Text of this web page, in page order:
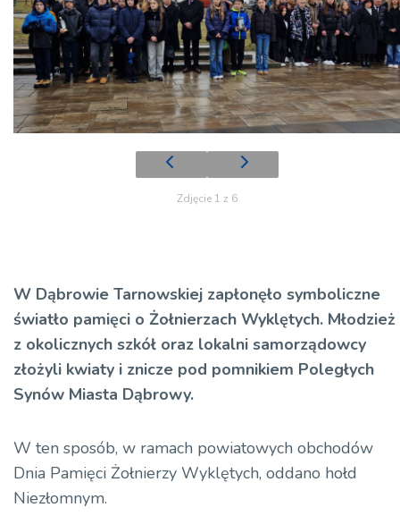
Zdjęcie 1 z 6
W Dąbrowie Tarnowskiej zapłonęło symboliczne
światło pamięci o Żołnierzach Wyklętych. Młodzież
z okolicznych szkół oraz lokalni samorządowcy
złożyli kwiaty i znicze pod pomnikiem Poległych
Synów Miasta Dąbrowy.
W ten sposób, w ramach powiatowych obchodów
Dnia Pamięci Żołnierzy Wyklętych, oddano hołd
Niezłomnym.